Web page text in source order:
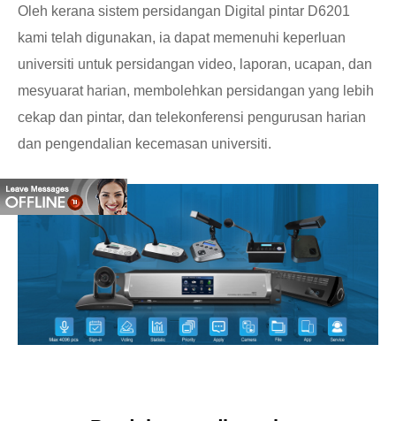
Oleh kerana sistem persidangan Digital pintar D6201
kami telah digunakan, ia dapat memenuhi keperluan
universiti untuk persidangan video, laporan, ucapan, dan
mesyuarat harian, membolehkan persidangan yang lebih
cekap dan pintar, dan telekonferensi pengurusan harian
dan pengendalian kecemasan universiti.